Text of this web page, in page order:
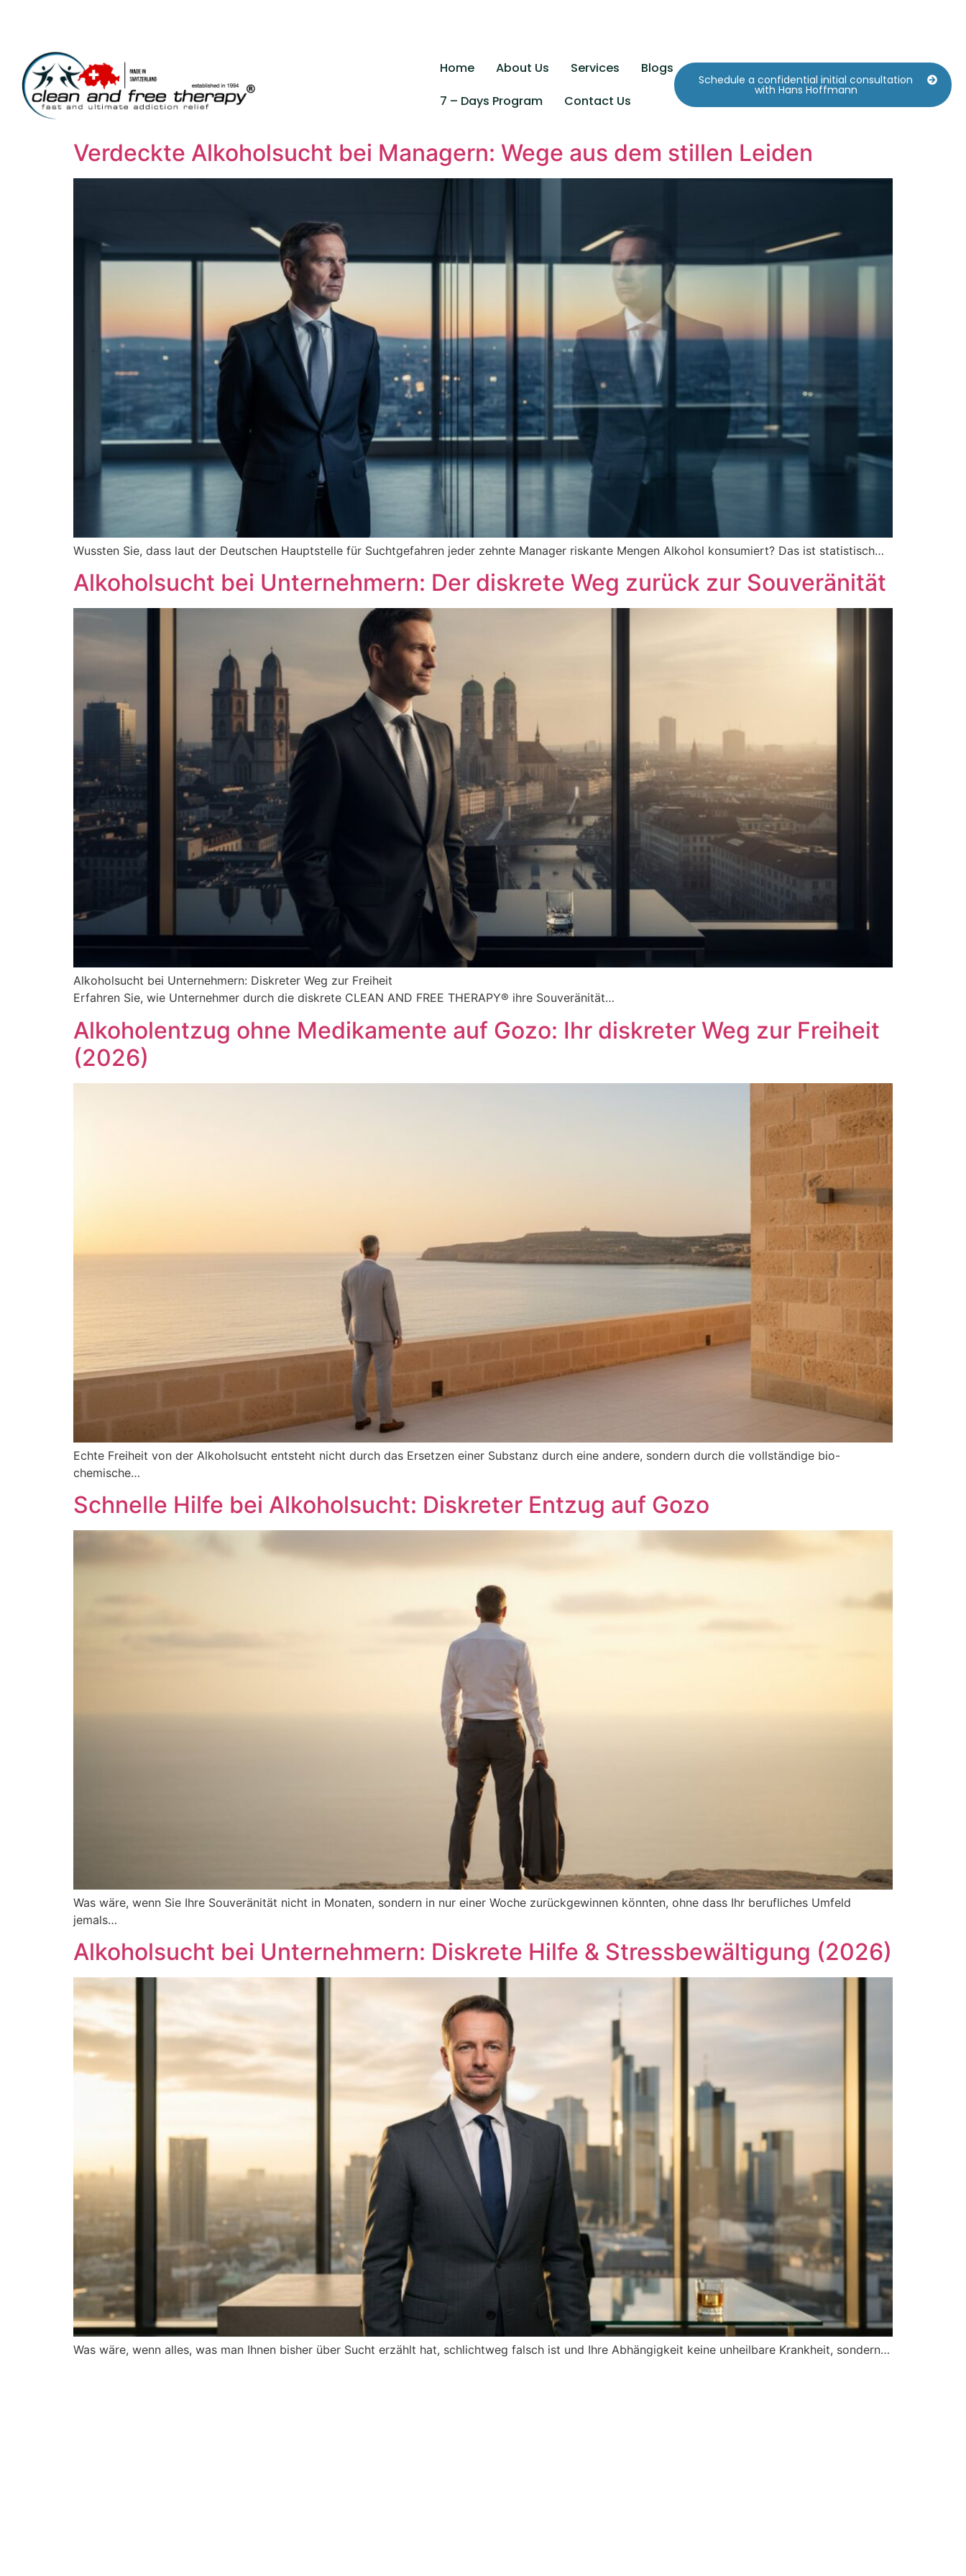
Home About Us Services
Blogs
7 – Days Program
Contact Us
Schedule a confidential initial consultation
with Hans Hoffmann
Verdeckte Alkoholsucht bei Managern: Wege aus dem stillen Leiden
Wussten Sie, dass laut der Deutschen Hauptstelle für Suchtgefahren jeder zehnte Manager riskante Mengen Alkohol konsumiert? Das ist statistisch…
Alkoholsucht bei Unternehmern: Der diskrete Weg zurück zur Souveränität
Alkoholsucht bei Unternehmern: Diskreter Weg zur Freiheit
Erfahren Sie, wie Unternehmer durch die diskrete CLEAN AND FREE THERAPY® ihre Souveränität…
Alkoholentzug ohne Medikamente auf Gozo: Ihr diskreter Weg zur Freiheit
(2026)
Echte Freiheit von der Alkoholsucht entsteht nicht durch das Ersetzen einer Substanz durch eine andere, sondern durch die vollständige bio-
chemische…
Schnelle Hilfe bei Alkoholsucht: Diskreter Entzug auf Gozo
Was wäre, wenn Sie Ihre Souveränität nicht in Monaten, sondern in nur einer Woche zurückgewinnen könnten, ohne dass Ihr berufliches Umfeld
jemals…
Alkoholsucht bei Unternehmern: Diskrete Hilfe & Stressbewältigung (2026)
Was wäre, wenn alles, was man Ihnen bisher über Sucht erzählt hat, schlichtweg falsch ist und Ihre Abhängigkeit keine unheilbare Krankheit, sondern…